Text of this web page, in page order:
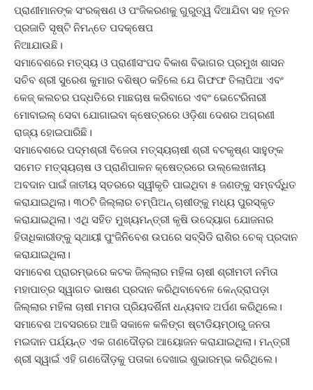
ପ୍ରାଣୀମାନଙ୍କ ସଂରକ୍ଷଣ ଓ ପଂଜିକରଣକୁ ଗୁରୁତ୍ୱ ଦିଆଯିବା ସହ ନୂତନ
ପ୍ରଜାତି ସୃଷ୍ଟି ନିମନ୍ତେ ପଦକ୍ଷେପ
ନିଆଯାଉଛି।
ସମାବେଶରେ ମତ୍ସ୍ୟ ଓ ପ୍ରାଣୀସଂପଦ ବିକାଶ ବିଭାଗର ପ୍ରମୁଖ ଶାସନ
ସଚିବ ଶ୍ରୀ ସୁରେଶ କୁମାର ବଶିଷ୍ଠ କହିଲେ ଯେ ଗିଫଫ ତିଲାପିଆ ଏବଂ
କେଜ୍‌ କଲଚର ପଦ୍ଧତିରେ ମାଛଚାଷ କରିବାରେ ଏବଂ ଭେଟେରିନାରୀ
ମୋବାଇଲ୍‌ ସେବା ଯୋଗାଇବା କ୍ଷେତ୍ରରେ ଓଡ଼ିଶା ଦେଶର ଅଗ୍ରଣୀ
ରାଜ୍ୟ ହୋଇପାରିଛି।
ସମାବେଶରେ ପଦ୍ମଶ୍ରୀ ବିଜେତା ମତ୍ସ୍ୟଚାଷୀ ଶ୍ରୀ ବଟକୃଷ୍ଣ ସାହୁଙ୍କ
ସମେତ ମତ୍ସ୍ୟଚାଷ ଓ ପ୍ରାଣିପାଳନ କ୍ଷେତ୍ରରେ ଉଲ୍ଲେଖନୀୟ
ଅବଦାନ ପାଇଁ ଜାତୀୟ ସ୍ତରରେ ସ୍ୱୀକୃତି ପାଇଥିବା ୫ ଜଣଙ୍କୁ ସମ୍ବର୍ଦ୍ଧିତ
କରାଯାଇଥିଲା। ୩୦ଟି ଜିଲ୍ଲାର ଚମ୍ପିଅନ୍‌ ଚାଷୀଙ୍କୁ ମଧ୍ୟ ପୁରସ୍କୃତ
କରାଯାଇଥିଲା। ଏଥି ସହିତ ମୁଖ୍ୟମନ୍ତ୍ରୀ କୃଷି ଉଦ୍ୟୋଗ ଯୋଜନାର
ହିତାଧିକାରୀଙ୍କୁ ସ୍ଥାୟୀ ପୁଂଜିନିବେଶ ଉପରେ ସବ୍‌ସିଡି ରାଶିର ଚେକ୍‌ ପ୍ରଦାନ
କରାଯାଇଥିଲା।
ସମାବେଶ ପ୍ରାରମ୍ଭରେ କଟକ ଜିଲ୍ଲାର ମହିଳା ଚାଷୀ ଶ୍ରୀମତୀ ନମିତା
ମହାପାତ୍ର ସ୍ୱାଗତ ଭାଷଣ ପ୍ରଦାନ କରିଥିବାବେଳେ କେନ୍ଦ୍ରାପଡ଼ା
ଜିଲ୍ଲାର ମହିଳା ଚାଷୀ ମମତା ପ୍ରିୟଦର୍ଶିନୀ ଧନ୍ୟବାଦ ଅର୍ପଣ କରିଥିଲେ।
ସମାବେଶ ଅବସରରେ ଆଜି ସକାଳେ କଳିଙ୍ଗ ଷ୍ଟାଡିୟମ୍‌ଠାରୁ ଜନତା
ମଇଦାନ ପର୍ଯ୍ୟନ୍ତ ଏକ ଗଣଦୌଡ଼ର ଆୟୋଜନ କରାଯାଇଥିଲା। ମନ୍ତ୍ରୀ
ଶ୍ରୀ ସ୍ୱାଇଁ ଏହି ଗଣଦୌଡ଼କୁ ପତାକା ଦେଖାଇ ଶୁଭାରମ୍ଭ କରିଥିଲେ।